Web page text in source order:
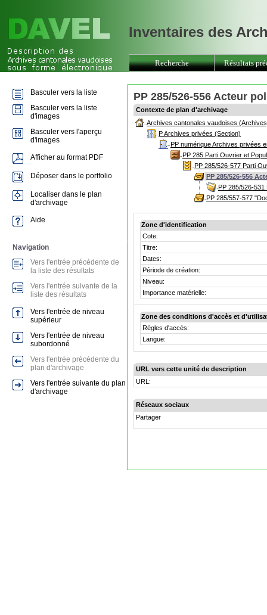
PP 285/526-556 Acteur
Contexte de plan d'archivage
Archives cantonales vaudoises
P Archives privées (Section)
PP numérique Archives privées
PP 285 Parti Ouvrier et
PP 285/526-577 Parti
PP 285/526-556
PP 285/526-531
PP 285/557-577
Zone d'identification
Cote:
Titre:
Dates:
Période de création:
Niveau:
Importance matérielle:
Zone des conditions d'accès et
Règles d'accès:
Langue:
URL vers cette unité de description
URL:
Réseaux sociaux
Partager
Inventaires des
Recherche Résultats
Basculer vers la liste
Basculer vers la liste
d'images
Basculer vers l'aperçu
d'images
Afficher au format PDF
Déposer dans le portfolio
Localiser dans le plan
d'archivage
Aide
Navigation
Vers l'entrée précédente de
la liste des résultats
Vers l'entrée suivante de la
liste des résultats
Vers l'entrée de niveau
supérieur
Vers l'entrée de niveau
subordonné
Vers l'entrée précédente du
plan d'archivage
Vers l'entrée suivante du plan
d'archivage